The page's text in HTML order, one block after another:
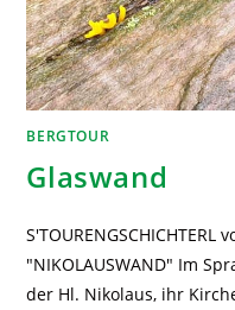
BERGTOUR
Glaswand
"NIKOLAUSWAND" Im
der Hl. Nikolaus, ihr